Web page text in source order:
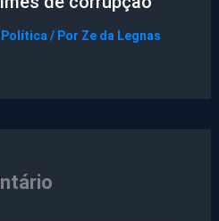
Política / Por Ze da Legnas